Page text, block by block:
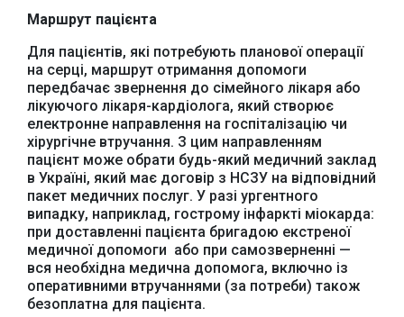
Маршрут пацієнта
Для пацієнтів, які потребують планової операції
на серці, маршрут отримання допомоги
передбачає звернення до сімейного лікаря або
лікуючого лікаря-кардіолога, який створює
електронне направлення на госпіталізацію чи
хірургічне втручання. З цим направленням
пацієнт може обрати будь-який медичний заклад
в Україні, який має договір з НСЗУ на відповідний
пакет медичних послуг. У разі ургентного
випадку, наприклад, гострому інфаркті міокарда:
при доставленні пацієнта бригадою екстреної
медичної допомоги або при самозверненні —
вся необхідна медична допомога, включно із
оперативними втручаннями (за потреби) також
безоплатна для пацієнта.